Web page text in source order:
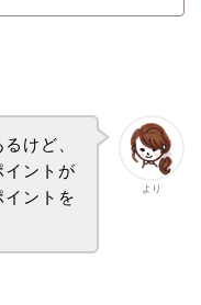
より
けど、
イントが
ントを